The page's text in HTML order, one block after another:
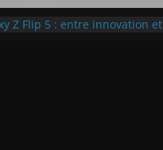
Z Flip 5 : entre innovation et
White
McLaren P1